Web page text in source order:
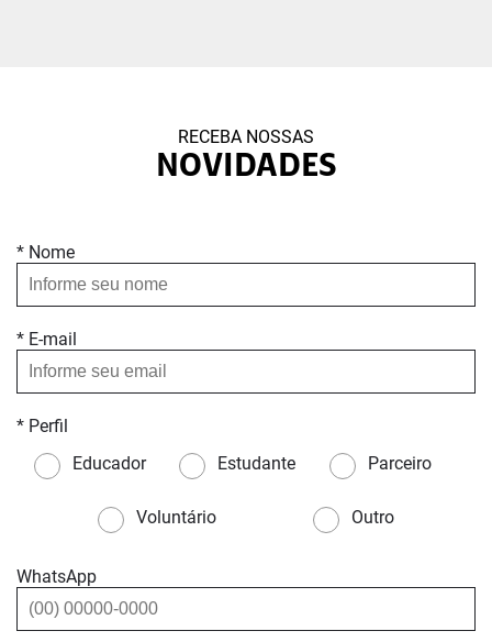
RECEBA NOSSAS
NOVIDADES
* Nome
* E-mail
* Perfil
Educador
Estudante Parceiro
Voluntário Outro
WhatsApp